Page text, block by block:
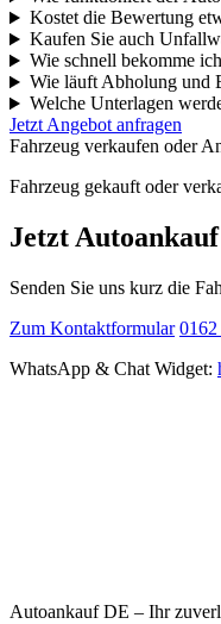
Kostet die Bewertung
Kaufen Sie auch
Wie schnell bekomme
Wie läuft Abholung und
Welche Unterlagen
Jetzt Angebot anfragen
Fahrzeug verkaufen oder
Fahrzeug gekauft oder
Jetzt
Senden Sie uns kurz die
Zum Kontaktformular
WhatsApp & Chat Widget:
Autoankauf DE – Ihr